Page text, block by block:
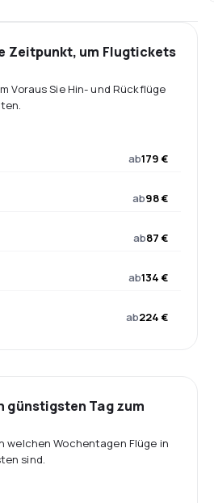
Zeitpunkt, um Flugtickets
Voraus Sie Hin- und Rückflüge
ab179 €
ab98 €
ab87 €
ab134 €
ab224 €
günstigsten Tag zum
welchen Wochentagen Flüge in
sind.